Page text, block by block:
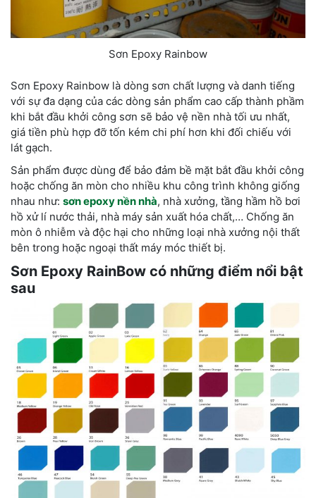
Sơn Epoxy Rainbow
Sơn Epoxy Rainbow là dòng sơn chất lượng và danh tiếng
với sự đa dạng của các dòng sản phẩm cao cấp thành phầm
khi bắt đầu khởi công sơn sẽ bảo vệ nền nhà tối ưu nhất,
giá tiền phù hợp đỡ tốn kém chi phí hơn khi đối chiếu với
lát gạch.
Sản phẩm được dùng để bảo đảm bề mặt bắt đầu khởi công
hoặc chống ăn mòn cho nhiều khu công trình không giống
nhau như: sơn epoxy nền nhà, nhà xưởng, tầng hầm hồ bơi
hồ xử lí nước thải, nhà máy sản xuất hóa chất,… Chống ăn
mòn ô nhiễm và độc hại cho những loại nhà xưởng nội thất
bên trong hoặc ngoại thất máy móc thiết bị.
Sơn Epoxy RainBow có những điểm nổi bật
sau